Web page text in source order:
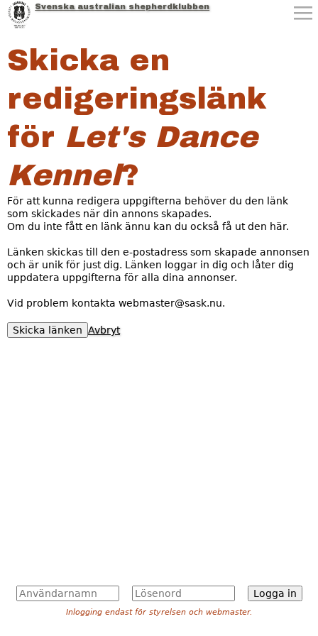
Jump to navigation
Svenska australian shepherdklubben
Skicka en
redigeringslänk
för Let's Dance
Kennel?
För att kunna redigera uppgifterna behöver du den länk
som skickades när din annons skapades.
Om du inte fått en länk ännu kan du också få ut den här.
Länken skickas till den e-postadress som skapade annonsen
och är unik för just dig. Länken loggar in dig och låter dig
uppdatera uppgifterna för alla dina annonser.
Vid problem kontakta webmaster@sask.nu.
Avbryt
A
n
L
ö
s
Inlogging endast för styrelsen och webmaster.